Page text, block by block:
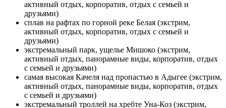
активный отдых, корпоратив, отдых с семьей и
друзьями)
сплав на рафтах по горной реке Белая (экстрим,
активный отдых, корпоратив, отдых с семьей и
друзьями)
экстремальный парк, ущелье Мишоко (экстрим,
активный отдых, панорамные виды, корпоратив, отдых
с семьей и друзьями)
самая высокая Качеля над пропастью в Адыгее (экстрим,
активный отдых, панорамные виды, корпоратив, отдых
с семьей и друзьями)
экстремальный троллей на хребте Уна-Коз (экстрим,